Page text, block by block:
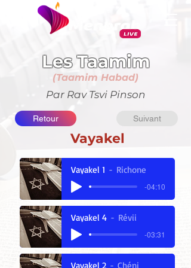
Les Taamim
(Taamim Habad)
Par Rav Tsvi Pinson
Retour Suivant
Vayakel
Vayakel 1 Richone
-04:10
Vayakel 4 Révii
-03:31
Vayakel 2 Chéni